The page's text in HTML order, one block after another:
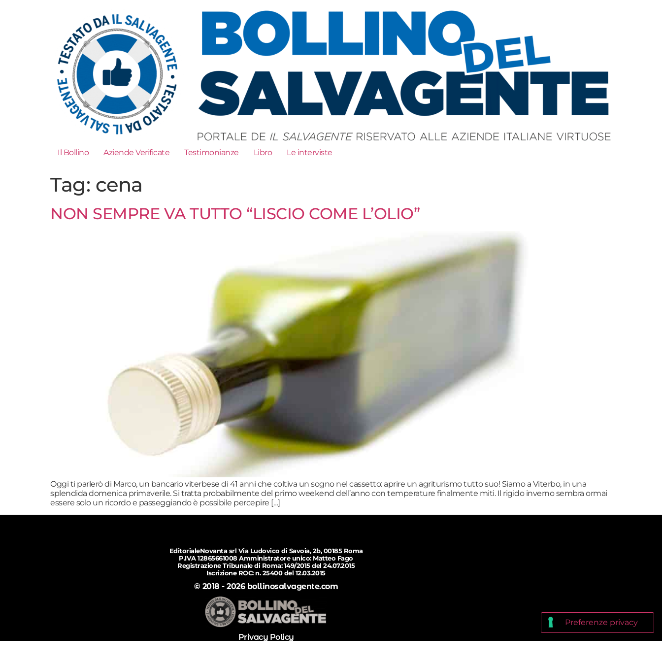
Il Bollino Aziende Verificate Testimonianze Libro Le interviste
Tag: cena
NON SEMPRE VA TUTTO “LISCIO COME L’OLIO”
Oggi ti parlerò di Marco, un bancario viterbese di 41 anni che coltiva un sogno nel cassetto: aprire un agriturismo tutto suo! Siamo a Viterbo, in una
splendida domenica primaverile. Si tratta probabilmente del primo weekend dell’anno con temperature finalmente miti. Il rigido inverno sembra ormai
essere solo un ricordo e passeggiando è possibile percepire […]
EditorialeNovanta srl Via Ludovico di Savoia, 2b, 00185 Roma
P.IVA 12865661008 Amministratore unico: Matteo Fago
Registrazione Tribunale di Roma: 149/2015 del 24.07.2015
Iscrizione ROC: n. 25400 del 12.03.2015
© 2018 - 2026 bollinosalvagente.com
Privacy Policy